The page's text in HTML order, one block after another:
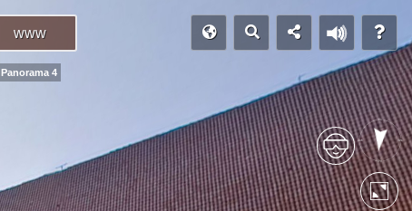
www
Panorama 4